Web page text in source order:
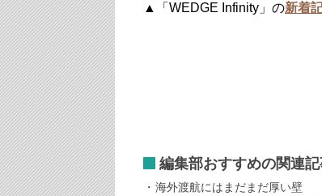
▲「WEDGE Infinity」の新着
編集部おすすめの関連
海外渡航にはまだまだ厚い壁